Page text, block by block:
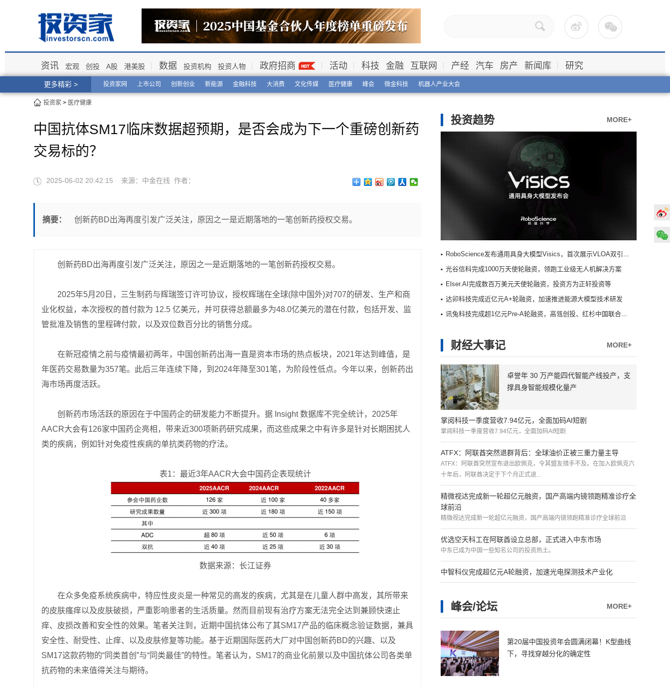
更多精彩 > 投资家网 上市公司 创新创业 新能源 金融科技 大消费 文化传媒 医疗健康 峰会 微金科技 机器人产业大会
资讯 宏观 创投 A股 港美股 数据 投资机构 投资人物 政府招商 活动 科技 金融 互联网 产经 汽车 房产 新闻库 研究
投资家 > 医疗健康
中国抗体SM17临床数据超预期，是否会成为下一个重磅创新药
交易标的？
2025-06-02 20:42:15 来源：中金在线 作者：
摘要： 创新药BD出海再度引发广泛关注，原因之一是近期落地的一笔创新药授权交易。
创新药BD出海再度引发广泛关注，原因之一是近期落地的一笔创新药授权交易。
2025年5月20日，三生制药与辉瑞签订许可协议，授权辉瑞在全球(除中国外)对707的研发、生产和商
业化权益，本次授权的首付款为 12.5 亿美元，并可获得总额最多为48.0亿美元的潜在付款，包括开发、监
管批准及销售的里程碑付款，以及双位数百分比的销售分成。
在新冠疫情之前与疫情最初两年，中国创新药出海一直是资本市场的热点板块，2021年达到峰值，是
年医药交易数量为357笔。此后三年连续下降，到2024年降至301笔，为阶段性低点。今年以来，创新药出
海市场再度活跃。
创新药市场活跃的原因在于中国药企的研发能力不断提升。据 Insight 数据库不完全统计，2025年
AACR大会有126家中国药企亮相，带来近300项新药研究成果，而这些成果之中有许多是针对长期困扰人
类的疾病，例如针对免疫性疾病的单抗类药物的疗法。
表1：最近3年AACR大会中国药企表现统计
数据来源：长江证券
在众多免疫系统疾病中，特应性皮炎是一种常见的高发的疾病，尤其是在儿童人群中高发，其所带来
的皮肤瘙痒以及皮肤破损，严重影响患者的生活质量。然而目前现有治疗方案无法完全达到兼顾快速止
痒、皮损改善和安全性的效果。笔者关注到，近期中国抗体公布了其SM17产品的临床概念验证数据，兼具
安全性、耐受性、止痒、以及皮肤修复等功能。基于近期国际医药大厂对中国创新药BD的兴趣、以及
SM17这款药物的“同类首创”与“同类最佳”的特性。笔者认为，SM17的商业化前景以及中国抗体公司各类单
抗药物的未来值得关注与期待。
MORE+
投资趋势
RoboScience发布通用具身大模型Visics，首次展示VLOA双引擎架构
光谷信科完成1000万天使轮融资，领跑工业级无人机解决方案
Elser.AI完成数百万美元天使轮融资，投资方为正轩投资等
达卯科技完成近亿元A+轮融资，加速推进能源大模型技术研发
讯兔科技完成超1亿元Pre-A轮融资，高瓴创投、红杉中国联合领投
MORE+
财经大事记
卓誉年 30 万产能四代智能产线投产，支
撑具身智能规模化量产
掌阅科技一季度营收7.94亿元，全面加码AI短剧
掌阅科技一季度营收7.94亿元，全面加码AI短剧
ATFX：阿联酋突然退群背后：全球油价正被三重力量主导
ATFX：阿联酋突然宣布退出欧佩克，令其盟友措手不及。在加入欧佩克六
十年后，阿联酋决定于下个月正式退...
精微视达完成新一轮超亿元融资，国产高端内镜领跑精准诊疗全
球前沿
精微视达完成新一轮超亿元融资，国产高端内镜领跑精准诊疗全球前沿
优选空天科工在阿联酋设立总部，正式进入中东市场
中东已成为中国一些知名公司的投资热土。
中智科仪完成超亿元A轮融资，加速光电探测技术产业化
MORE+
峰会/论坛
第20届中国投资年会圆满闭幕！K型曲线
下，寻找穿越分化的确定性